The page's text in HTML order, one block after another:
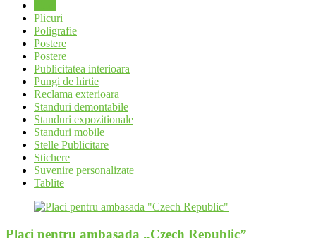
Plicuri
Poligrafie
Postere
Postere
Publicitatea interioara
Pungi de hirtie
Reclama exterioara
Standuri demontabile
Standuri expozitionale
Standuri mobile
Stelle Publicitare
Stichere
Suvenire personalizate
Tablite
Placi pentru ambasada „Czech Republic”